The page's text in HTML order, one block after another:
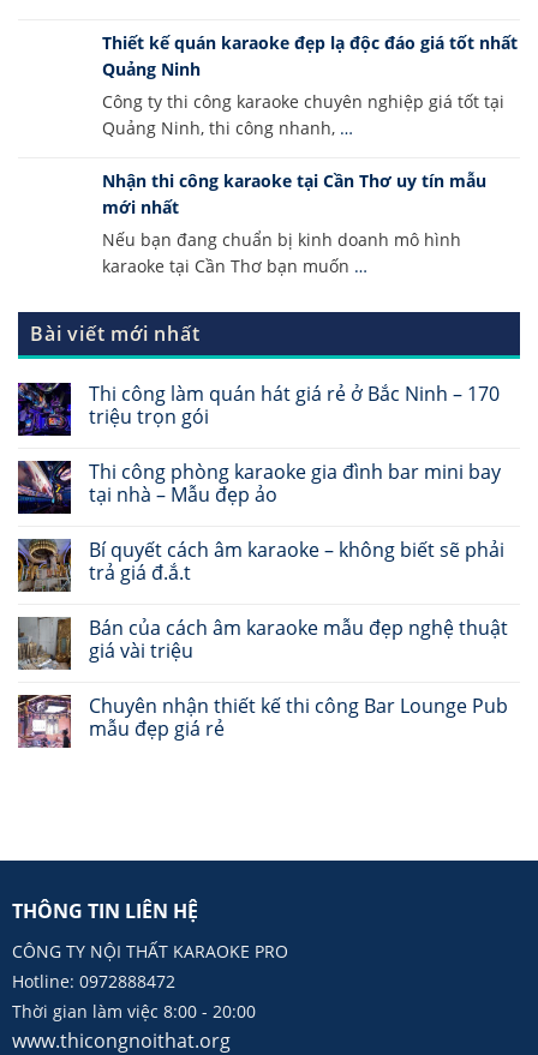
Thiết kế quán karaoke đẹp lạ độc đáo giá tốt nhất
Quảng Ninh
Công ty thi công karaoke chuyên nghiệp giá tốt tại
Quảng Ninh, thi công nhanh, …
Nhận thi công karaoke tại Cần Thơ uy tín mẫu
mới nhất
Nếu bạn đang chuẩn bị kinh doanh mô hình
karaoke tại Cần Thơ bạn muốn …
Bài viết mới nhất
Thi công làm quán hát giá rẻ ở Bắc Ninh – 170
triệu trọn gói
Thi công phòng karaoke gia đình bar mini bay
tại nhà – Mẫu đẹp ảo
Bí quyết cách âm karaoke – không biết sẽ phải
trả giá đ.ắ.t
Bán của cách âm karaoke mẫu đẹp nghệ thuật
giá vài triệu
Chuyên nhận thiết kế thi công Bar Lounge Pub
mẫu đẹp giá rẻ
THÔNG TIN LIÊN HỆ
CÔNG TY NỘI THẤT KARAOKE PRO
Hotline: 0972888472
Thời gian làm việc 8:00 - 20:00
www.thicongnoithat.org